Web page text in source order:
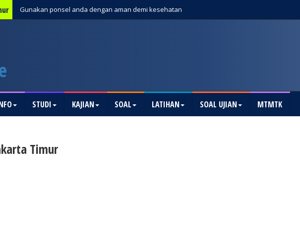
Gunakan ponsel anda dengan aman demi kesehatan
STUDI KAJIAN SOAL LATIHAN SOAL UJIAN MTMTK
Timur